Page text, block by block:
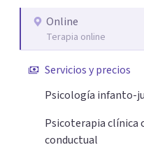
necesaria para superar
comunicación entre ustedes. Acompaño a
adolescentes que están
timidez, la rebeldía o
educar sin perder la paciencia
para dar el primer paso
más armoniosa, agenda
Online
Terapia online
Servicios y precios
Psicología infanto-
Psicoterapia clínica
conductual